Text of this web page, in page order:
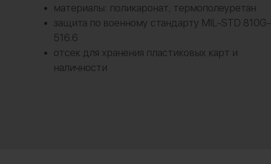
материалы: поликаронат, термополеуретан
защита по военному стандарту MIL-STD 810G-
516.6
отсек для хранения пластиковых карт и
наличности